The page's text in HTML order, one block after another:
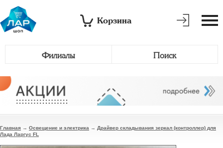
Корзина
Филиалы Поиск
Главная → Освещение и электрика → Драйвер складывания зеркал (контроллер) для
Лада Ларгус FL